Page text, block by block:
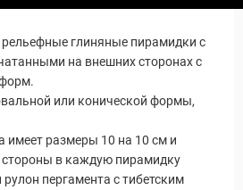
глиняные пирамидки с
на внешних сторонах с
или конической формы,
имеет размеры 10 на 10 см и
стороны в каждую пирамидку
пергамента с тибетским